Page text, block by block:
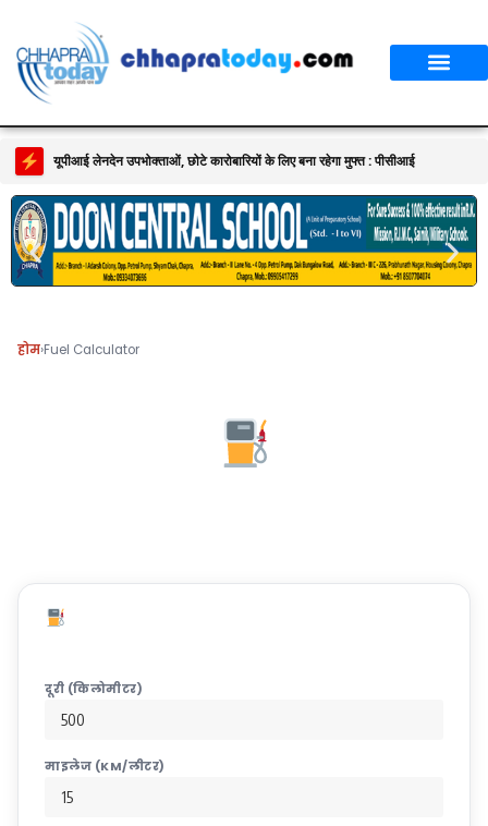
यूपीआई लेनदेन उपभोक्ताओं, छोटे कारोबारियों के लिए बना रहेगा मुफ्त : पीसीआई
होम›Fuel Calculator
दूरी (किलोमीटर)
माइलेज (KM/लीटर)